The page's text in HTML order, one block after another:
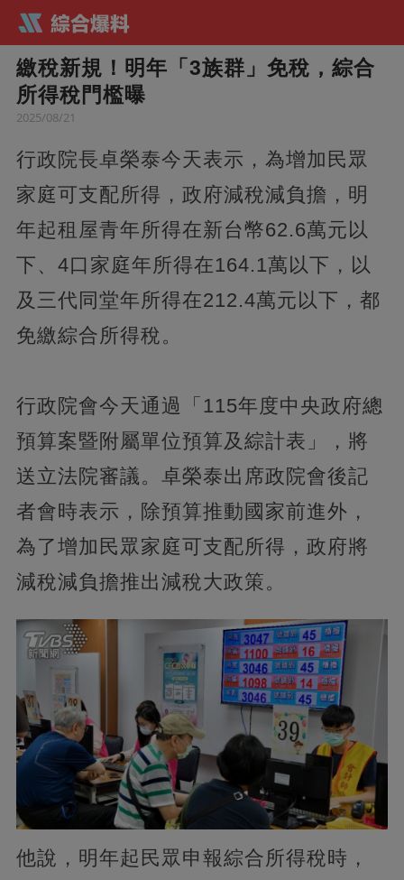
繳稅新規！明年「3族群」免稅，綜合
所得稅門檻曝
2025/08/21
行政院長卓榮泰今天表示，為增加民眾
家庭可支配所得，政府減稅減負擔，明
年起租屋青年所得在新台幣62.6萬元以
下、4口家庭年所得在164.1萬以下，以
及三代同堂年所得在212.4萬元以下，都
免繳綜合所得稅。
行政院會今天通過「115年度中央政府總
預算案暨附屬單位預算及綜計表」，將
送立法院審議。卓榮泰出席政院會後記
者會時表示，除預算推動國家前進外，
為了增加民眾家庭可支配所得，政府將
減稅減負擔推出減稅大政策。
他說，明年起民眾申報綜合所得稅時，